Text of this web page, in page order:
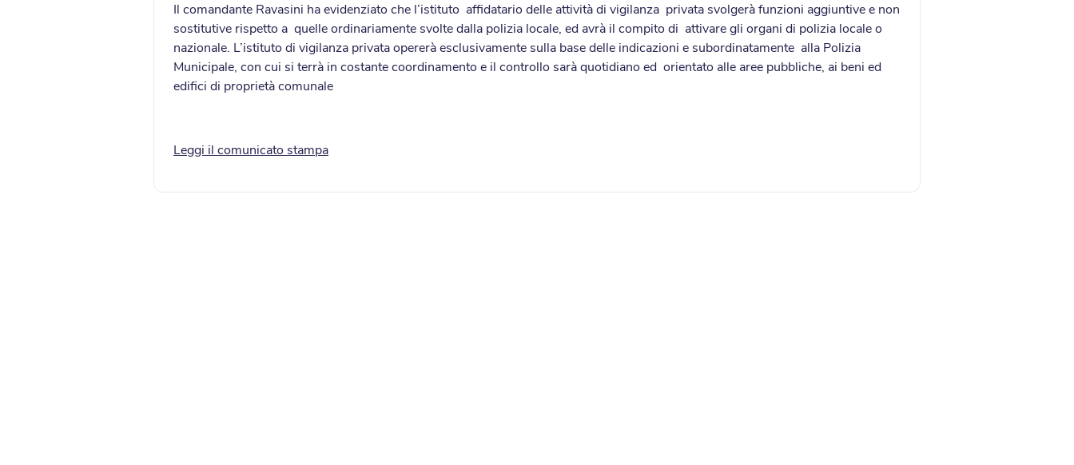
Il comandante Ravasini ha evidenziato che l’istituto affidatario delle attività di vigilanza privata svolgerà funzioni aggiuntive e non
sostitutive rispetto a quelle ordinariamente svolte dalla polizia locale, ed avrà il compito di attivare gli organi di polizia locale o
nazionale. L’istituto di vigilanza privata opererà esclusivamente sulla base delle indicazioni e subordinatamente alla Polizia
Municipale, con cui si terrà in costante coordinamento e il controllo sarà quotidiano ed orientato alle aree pubbliche, ai beni ed
edifici di proprietà comunale
Leggi il comunicato stampa